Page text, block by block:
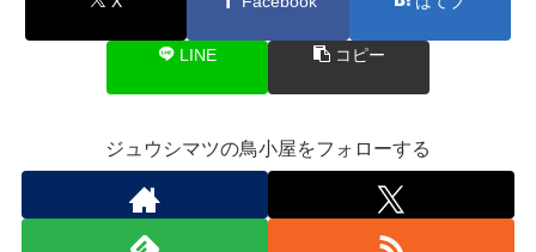
LINE コピー
ジュウシマツの鳥小屋をフォローする